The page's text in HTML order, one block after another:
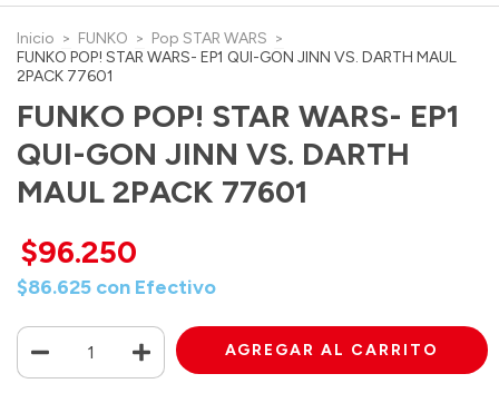
Inicio > FUNKO > Pop STAR WARS >
FUNKO POP! STAR WARS- EP1 QUI-GON JINN VS. DARTH MAUL
2PACK 77601
FUNKO POP! STAR WARS- EP1
QUI-GON JINN VS. DARTH
MAUL 2PACK 77601
$96.250
$86.625 con Efectivo